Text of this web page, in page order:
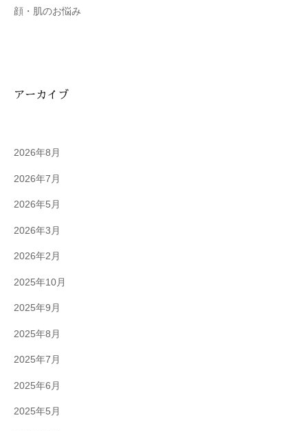
顔・肌のお悩み
アーカイブ
2026年8月
2026年7月
2026年5月
2026年3月
2026年2月
2025年10月
2025年9月
2025年8月
2025年7月
2025年6月
2025年5月